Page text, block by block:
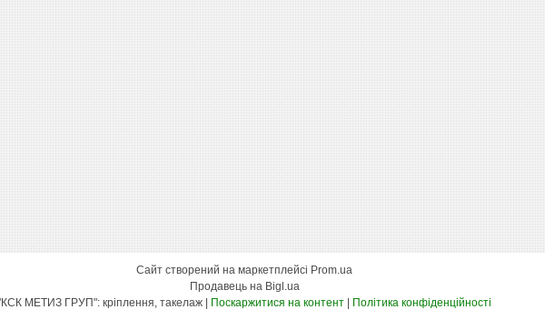
Сайт створений на маркетплейсі Prom.ua
Продавець на Bigl.ua
Поскаржитися на контент Політика конфіденційності